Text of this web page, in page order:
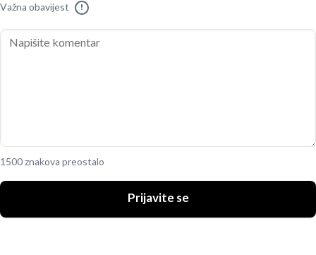
Važna obavijest !
1500 znakova preostalo
Prijavite se